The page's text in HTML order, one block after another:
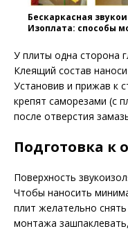
Бескаркасная
Изоплата: способы
У плиты одна сторона
Клеящий состав
Установив и прижав к
крепят саморезами (с
после отверстия
Подготовка к
Поверхность
Чтобы наносить
плит желательно
монтажа